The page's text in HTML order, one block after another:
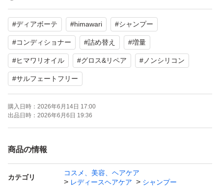
ョナー
【容量】各30ml増量
【商品の状態】未使用
【その他】詰め替え用
#ディアボーテ #himawari #シャンプー
#コンディショナー #詰め替え #増量
#ヒマワリオイル #グロス&リペア #ノンシリコン
#サルフェートフリー
購入日時： 2026年6月14日 17:00
出品日時： 2026年6月6日 19:36
商品の情報
カテゴリ
コスメ、美容、ヘアケア
レディースヘアケア
シャンプー